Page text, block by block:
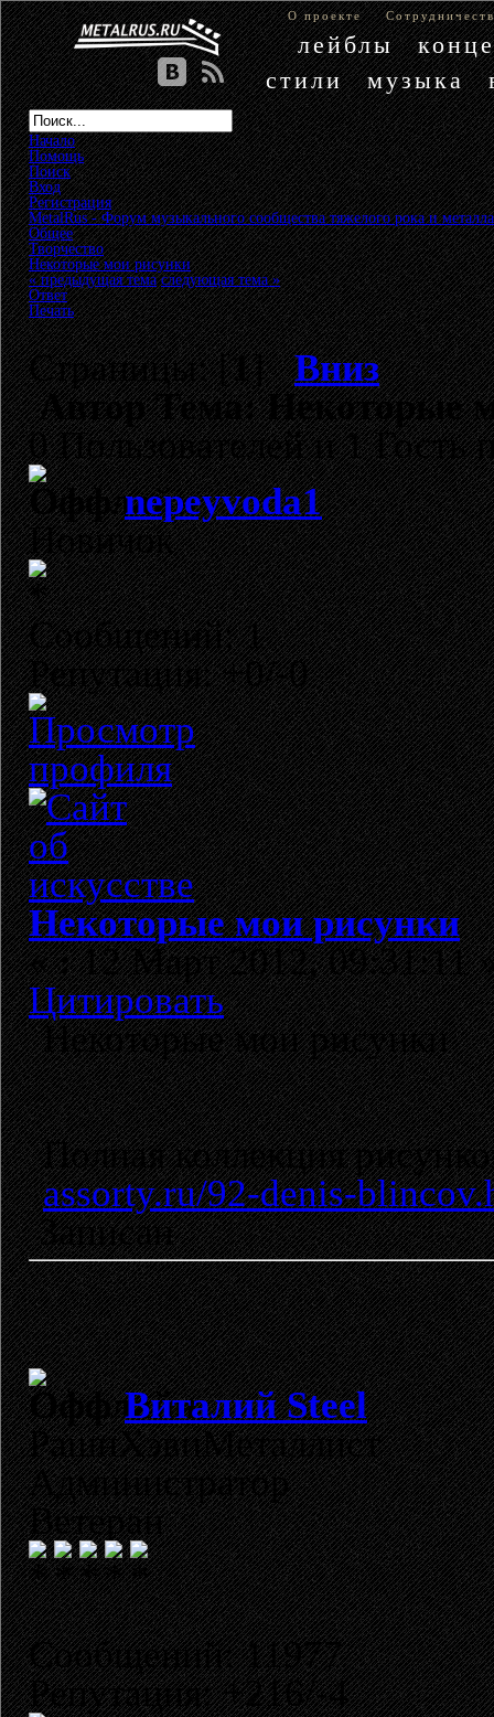
О проекте
лейблы
стили
музыка
Начало
Помощь
Поиск
Вход
Регистрация
MetalRus - Форум музыкального сообщества тяжелого рока и металла
Общее»
Творчество»
Некоторые мои рисунки
« предыдущая тема следующая тема »
Ответ
Печать
Страницы: [1]Вниз
АвторТема: Некоторые
0 Пользователей и 1 Гость
nepeyvoda1
Новичок
Сообщений: 1
Репутация: +0/-0
Некоторые мои рисунки
«:12 Март 2012, 09:31:11
Цитировать
Некоторые мои рисунки
Полная коллекция
assorty.ru/92-denis-
Записан
Виталий Steel
РашнХэвиМеталлист
Администратор
Ветеран
Сообщений: 11977
Репутация: +216/-4